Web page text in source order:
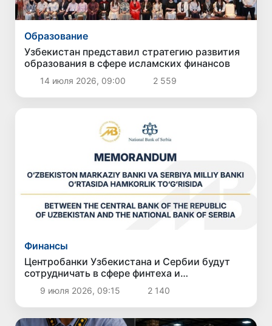
Образование
Узбекистан представил стратегию развития
образования в сфере исламских финансов
14 июля 2026, 09:00 2 559
Финансы
Центробанки Узбекистана и Сербии будут
сотрудничать в сфере финтеха и
противодействия легализации преступных
доходов
9 июля 2026, 09:15 2 140